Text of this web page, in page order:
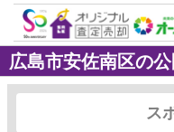
広島市安佐南区の公
ス